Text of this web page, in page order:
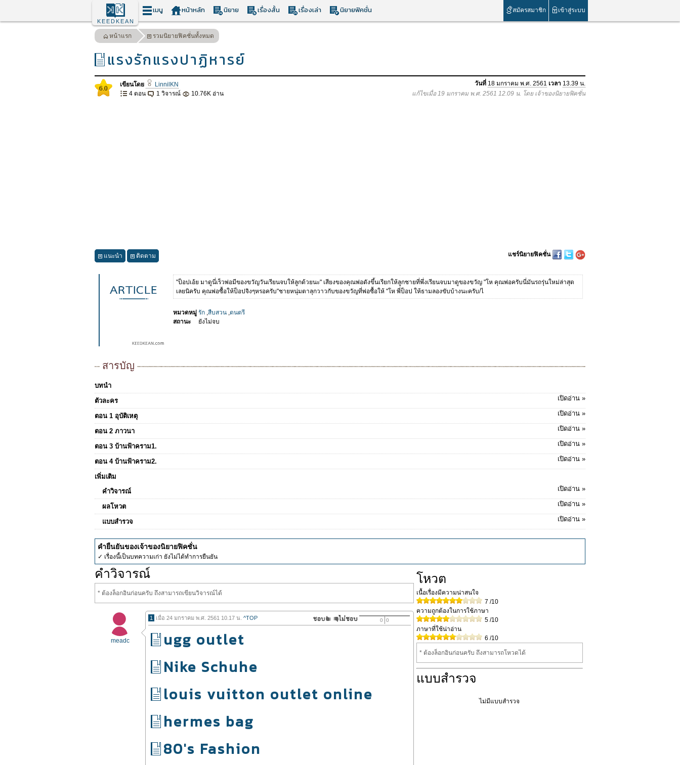
KEEDKEAN
เมนู หน้าหลัก นิยาย เรื่องสั้น เรื่องเล่า นิยายฟิคชั่น สมัครสมาชิก เข้าสู่ระบบ
หน้าแรก รวมนิยายฟิคชั่นทั้งหมด
แรงรักแรงปาฏิหารย์
6.0 เขียนโดย LinnilKN วันที่ 18 มกราคม พ.ศ. 2561 เวลา 13.39 น.
4 ตอน
1 วิจารณ์ 10.76K อ่าน แก้ไขเมื่อ 19 มกราคม พ.ศ. 2561 12.09 น. โดย เจ้าของนิยายฟิคชั่น
แนะนำ ติดตาม แชร์นิยายฟิคชั่น
"ป็อปเอ้ย มาดูนี่เร็วพ่อมีของขวัญวันเรียนจบให้ลูกด้วยนะ" เสียงของคุณพ่อดังขึ้นเรียกให้ลูกชายที่พึ่งเรียนจบมาดูของขวัญ "โห คุณพ่อครับนี่มันรถรุ่นใหม่ล่าสุด
เลยนิครับ คุณพ่อซื้อให้ป็อปจิงๆหรอครับ"ชายหนุ่มตาลุกวาวกับของขวัญที่พ่อซื้อให้ "โห พี่ป็อป ให้ธามลองขับบ้างนะครับ/ไ
หมวดหมู่ รัก ,สืบสวน ,ดนตรี
สถานะ
ยังไม่จบ
สารบัญ
บทนำ
ตัวละคร
เปิดอ่าน »
ตอน 1 อุบัติเหตุ เปิดอ่าน »
ตอน 2 ภาวนา เปิดอ่าน »
ตอน 3 บ้านฟ้าคราม1. เปิดอ่าน »
ตอน 4 บ้านฟ้าคราม2. เปิดอ่าน »
เพิ่มเติม
คำวิจารณ์
เปิดอ่าน »
ผลโหวต เปิดอ่าน »
แบบสำรวจ เปิดอ่าน »
คำยืนยันของเจ้าของนิยายฟิคชั่น
✓ เรื่องนี้เป็นบทความเก่า ยังไม่ได้ทำการยืนยัน
คำวิจารณ์
* ต้องล็อกอินก่อนครับ ถึงสามารถเขียนวิจารณ์ได้
meadc
1 เมื่อ 24 มกราคม พ.ศ. 2561 10.17 น. ^TOP 0 0
ugg outlet
Nike Schuhe
louis vuitton outlet online
hermes bag
80's Fashion
โหวต
เนื้อเรื่องมีความน่าสนใจ
7 /10
ความถูกต้องในการใช้ภาษา
5/10
ภาษาที่ใช้น่าอ่าน
6 /10
* ต้องล็อกอินก่อนครับ ถึงสามารถโหวดได้
แบบสำรวจ
ไม่มีแบบสำรวจ